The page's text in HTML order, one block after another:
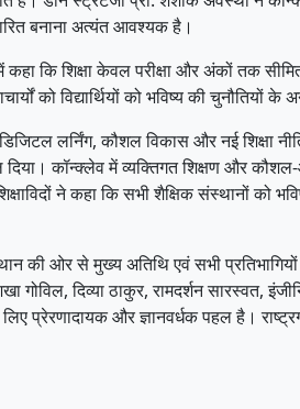
बनाना अत्यंत आवश्यक है।
शिक्षा केवल परीक्षा और अंकों तक सीमित
को विद्यार्थियों को भविष्य की
लर्निंग, कौशल विकास और नई शिक्षा
दिया। कॉन्क्लेव में व्यक्तिगत शिक्षण और
ने कहा कि सभी शैक्षिक संस्थानों
ओर से मुख्य अतिथि एवं सभी प्रतिभागियों
गोविल, दिव्या ठाकुर, रामदर्शन सारस्वत,
प्रेरणादायक और ज्ञानवर्धक पहल है।